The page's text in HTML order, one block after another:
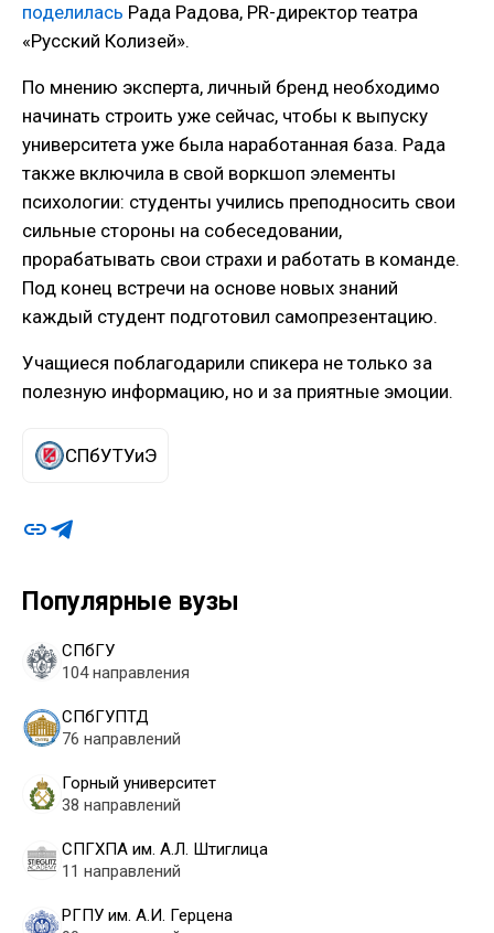
Популярные вузы
СПбГУ
104 направления
СПбГУПТД
76 направлений
Горный университет
38 направлений
СПГХПА им. А.Л. Штиглица
11 направлений
РГПУ им. А.И. Герцена
поделилась Рада Радова, PR-директор театра
«Русский Колизей».
По мнению эксперта, личный бренд необходимо
начинать строить уже сейчас, чтобы к выпуску
университета уже была наработанная база. Рада
также включила в свой воркшоп элементы
психологии: студенты учились преподносить свои
сильные стороны на собеседовании,
прорабатывать свои страхи и работать в команде.
Под конец встречи на основе новых знаний
каждый студент подготовил самопрезентацию.
Учащиеся поблагодарили спикера не только за
полезную информацию, но и за приятные эмоции.
СПбУТУиЭ